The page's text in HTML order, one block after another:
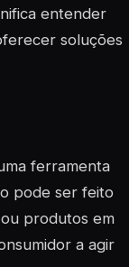
entender
soluções
ferramenta
pode ser feito
produtos em
a agir